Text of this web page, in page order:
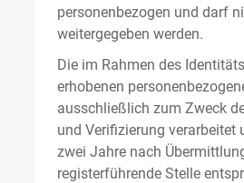
personenbezogen und darf
weitergegeben werden.
Die im Rahmen des
erhobenen
ausschließlich zum Zweck
und Verifizierung verarbeitet
zwei Jahre nach
registerführende Stelle